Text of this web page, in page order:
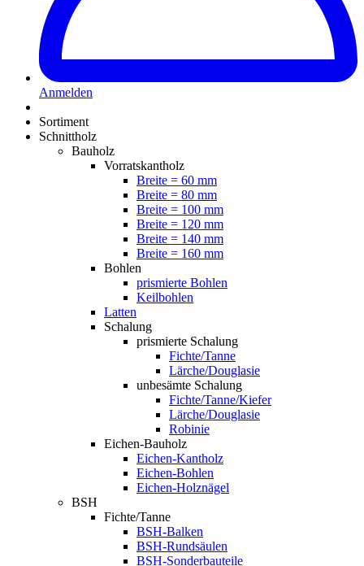
Anmelden
Sortiment
Schnittholz
Bauholz
Vorratskantholz
Breite = 60 mm
Breite = 80 mm
Breite = 100 mm
Breite = 120 mm
Breite = 140 mm
Breite = 160 mm
Bohlen
prismierte Bohlen
Keilbohlen
Latten
Schalung
prismierte Schalung
Fichte/Tanne
Lärche/Douglasie
unbesämte Schalung
Fichte/Tanne/Kiefer
Lärche/Douglasie
Robinie
Eichen-Bauholz
Eichen-Kantholz
Eichen-Bohlen
Eichen-Holznägel
BSH
Fichte/Tanne
BSH-Balken
BSH-Rundsäulen
BSH-Sonderbauteile